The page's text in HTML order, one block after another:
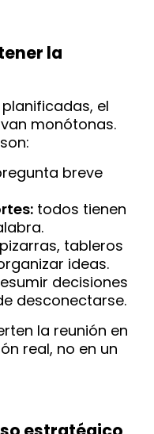
la
el
monótonas.
breve
todos tienen
tableros
ideas.
decisiones
desconectarse.
la reunión en
real, no en un